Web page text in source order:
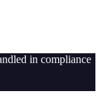
in compliance